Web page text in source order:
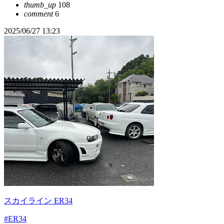
thumb_up 108
comment6
2025/06/27 13:23
スカイライン ER34
#ER34